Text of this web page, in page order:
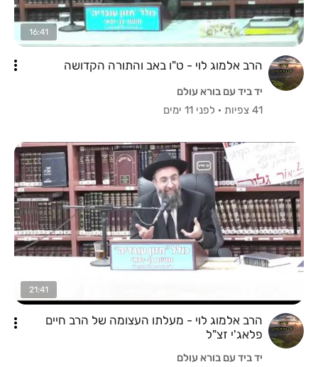
16:41
הרב אלמוג לוי - ט"ו באב והתורה הקדושה
יד ביד עם בורא עולם
41 צפיות
· לפני 11 ימים
21:41
הרב אלמוג לוי - מעלתו העצומה של הרב חיים
פלאג'י זצ"ל
יד ביד עם בורא עולם